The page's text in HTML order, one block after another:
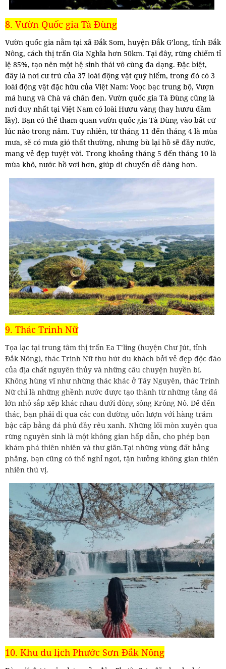
8. Vườn Quốc gia Tà Đùng
Vườn quốc gia nằm tại xã Đắk Som, huyện Đắk G’long, tỉnh Đắk
Nông, cách thị trấn Gia Nghĩa hơn 50km. Tại đây, rừng chiếm tỉ
lệ 85%, tạo nên một hệ sinh thái vô cùng đa dạng. Đặc biệt,
đây là nơi cư trú của 37 loài động vật quý hiếm, trong đó có 3
loài động vật đặc hữu của Việt Nam: Voọc bạc trung bộ, Vượn
má hung và Chà vá chân đen. Vườn quốc gia Tà Đùng cũng là
nơi duy nhất tại Việt Nam có loài Hươu vàng (hay hươu đầm
lầy). Bạn có thể tham quan vườn quốc gia Tà Đùng vào bất cứ
lúc nào trong năm. Tuy nhiên, từ tháng 11 đến tháng 4 là mùa
mưa, sẽ có mưa gió thất thường, nhưng bù lại hồ sẽ đầy nước,
mang vẻ đẹp tuyệt vời. Trong khoảng tháng 5 đến tháng 10 là
mùa khô, nước hồ vơi hơn, giúp di chuyển dễ dàng hơn.
9. Thác Trinh Nữ
Tọa lạc tại trung tâm thị trấn Ea T’ling (huyện Chư Jút, tỉnh
Đắk Nông), thác Trinh Nữ thu hút du khách bởi vẻ đẹp độc đáo
của địa chất nguyên thủy và những câu chuyện huyền bí.
Không hùng vĩ như những thác khác ở Tây Nguyên, thác Trinh
Nữ chỉ là những ghềnh nước được tạo thành từ những tảng đá
lớn nhỏ sắp xếp khác nhau dưới dòng sông Krông Nô. Để đến
thác, bạn phải đi qua các con đường uốn lượn với hàng trăm
bậc cấp bằng đá phủ đầy rêu xanh. Những lối mòn xuyên qua
rừng nguyên sinh là một không gian hấp dẫn, cho phép bạn
khám phá thiên nhiên và thư giãn.Tại những vùng đất bằng
phẳng, bạn cũng có thể nghỉ ngơi, tận hưởng không gian thiên
nhiên thú vị.
10. Khu du lịch Phước Sơn Đắk Nông